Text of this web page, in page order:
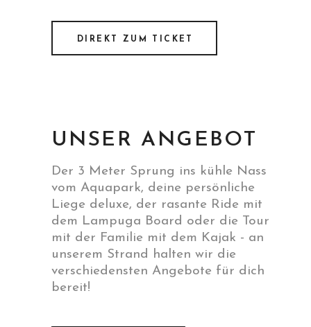
DIREKT ZUM TICKET
UNSER ANGEBOT
Der 3 Meter Sprung ins kühle Nass
vom Aquapark, deine persönliche
Liege deluxe, der rasante Ride mit
dem Lampuga Board oder die Tour
mit der Familie mit dem Kajak - an
unserem Strand halten wir die
verschiedensten Angebote für dich
bereit!